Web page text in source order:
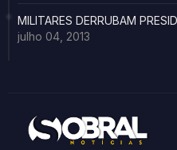
MILITARES DERRUBAM
julho 04, 2013